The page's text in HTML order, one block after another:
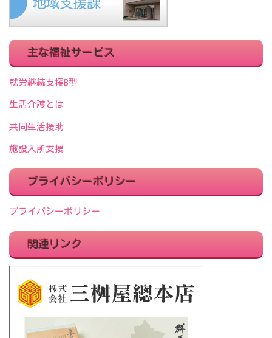
主な福祉サービス
就労継続支援B型
生活介護とは
共同生活援助
施設入所支援
プライバシーポリシー
プライバシーポリシー
関連リンク